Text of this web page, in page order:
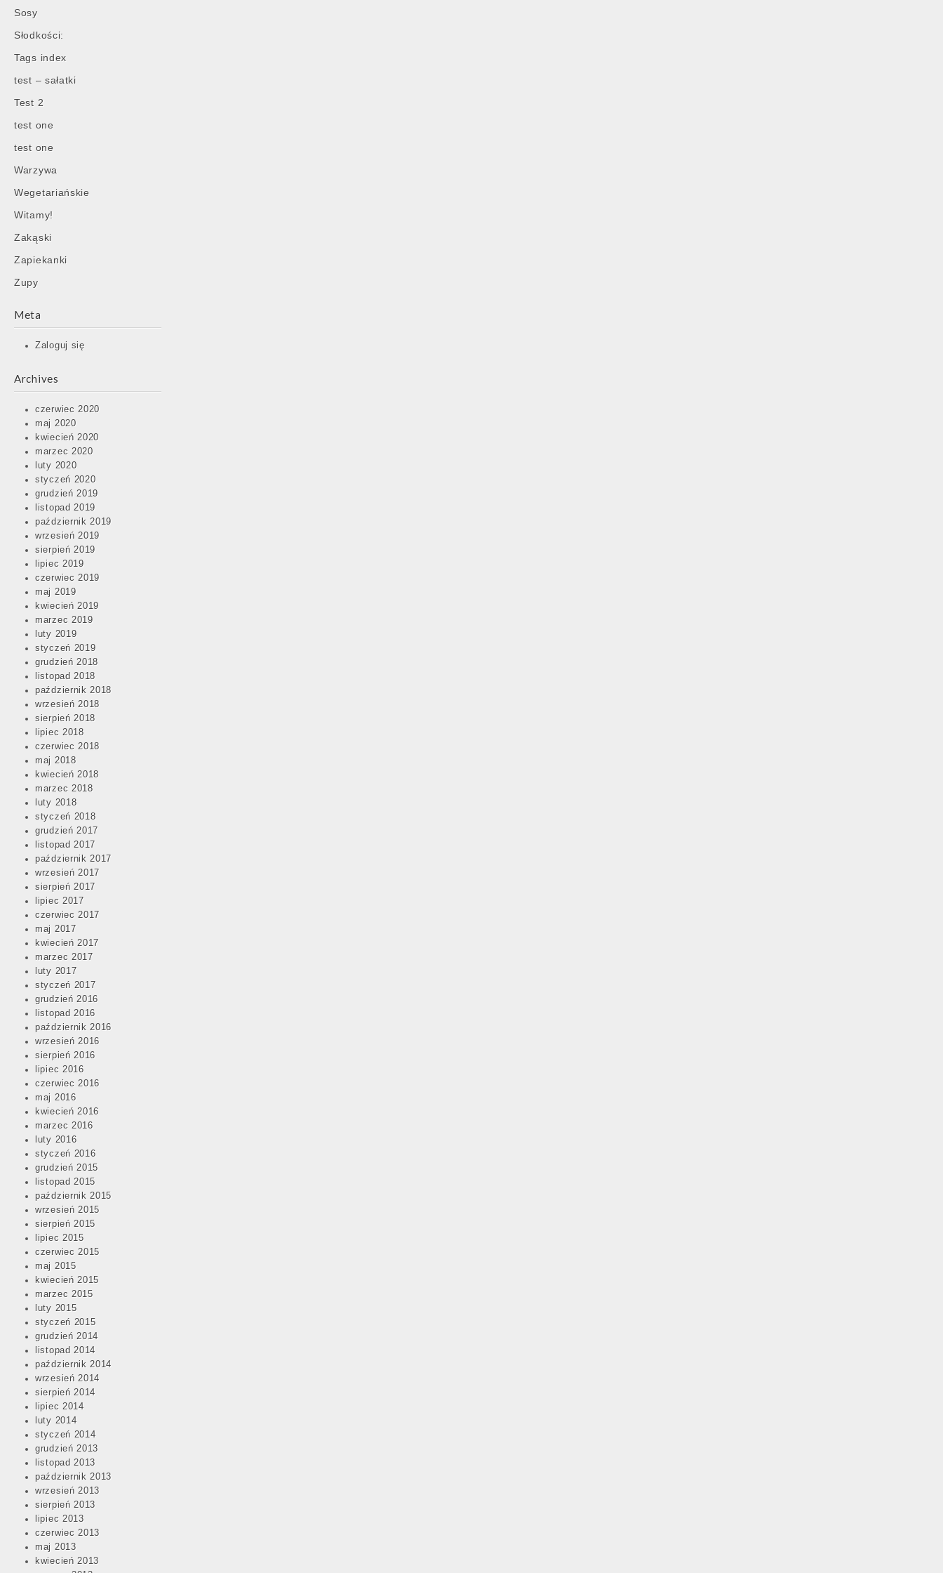
Sosy
Słodkości:
Tags index
test – sałatki
Test 2
test one
test one
Warzywa
Wegetariańskie
Witamy!
Zakąski
Zapiekanki
Zupy
Meta
Zaloguj się
Archives
czerwiec 2020
maj 2020
kwiecień 2020
marzec 2020
luty 2020
styczeń 2020
grudzień 2019
listopad 2019
październik 2019
wrzesień 2019
sierpień 2019
lipiec 2019
czerwiec 2019
maj 2019
kwiecień 2019
marzec 2019
luty 2019
styczeń 2019
grudzień 2018
listopad 2018
październik 2018
wrzesień 2018
sierpień 2018
lipiec 2018
czerwiec 2018
maj 2018
kwiecień 2018
marzec 2018
luty 2018
styczeń 2018
grudzień 2017
listopad 2017
październik 2017
wrzesień 2017
sierpień 2017
lipiec 2017
czerwiec 2017
maj 2017
kwiecień 2017
marzec 2017
luty 2017
styczeń 2017
grudzień 2016
listopad 2016
październik 2016
wrzesień 2016
sierpień 2016
lipiec 2016
czerwiec 2016
maj 2016
kwiecień 2016
marzec 2016
luty 2016
styczeń 2016
grudzień 2015
listopad 2015
październik 2015
wrzesień 2015
sierpień 2015
lipiec 2015
czerwiec 2015
maj 2015
kwiecień 2015
marzec 2015
luty 2015
styczeń 2015
grudzień 2014
listopad 2014
październik 2014
wrzesień 2014
sierpień 2014
lipiec 2014
luty 2014
styczeń 2014
grudzień 2013
listopad 2013
październik 2013
wrzesień 2013
sierpień 2013
lipiec 2013
czerwiec 2013
maj 2013
kwiecień 2013